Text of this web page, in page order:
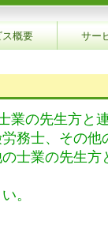
業の先生方と
務士、その他
士業の先生方
。
ス概要 サー